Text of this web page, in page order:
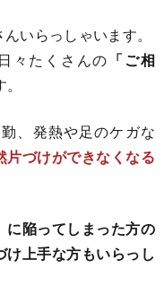
いらっしゃいます。
々たくさんの 「ご相
、発熱や足のケガな
片づけができなくなる
に陥ってしまった方の
上手な方もいらっし